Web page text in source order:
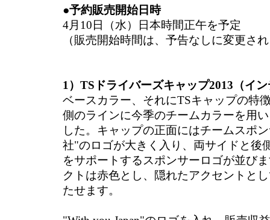
●予約販売開始日時
4月10日（水）日本時間正午を予定
（販売開始時間は、予告なしに変更さ
1）TSドライバーズキャップ2013（イ
ベースカラー、それにTSキャップの特
側のラインに今季のチームカラーを用
した。キャップの正面にはチームスポ
社"のロゴが大きく入り、両サイドと後
をサポートするスポンサーロゴが並び
クトは赤色とし、隠れたアクセントと
たせます。